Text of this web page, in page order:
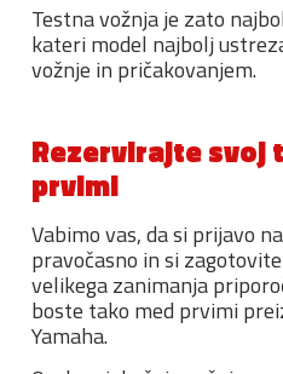
Testna vožnja je zato
kateri model najbolj
vožnje in pričakovanjem.
Rezervirajte svoj
prvimi
Vabimo vas, da si prijavo
pravočasno in si
velikega zanimanja
boste tako med prvimi
Yamaha.